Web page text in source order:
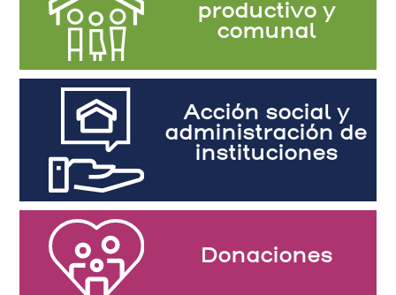
comunal
administración de
instituciones